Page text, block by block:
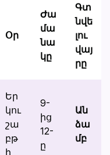
Օր
Ժա
մա
նա
կը
Գտ
նվե
լու
վայ
րը
Եր
կու
շա
բթ
ի
9-
ից
12-
ը
Ան
ձա
մբ